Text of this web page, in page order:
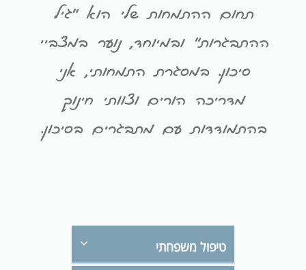
תחום ההתמחות שלי הוא "גיל
ההתבגרות" ובמיוחד, נוער במצביי
סיכון. במסגרת התמחותי, אני
מדריכה הורים וצוותי חינוך
בהתמודדות עם מתבגרים בסיכון.
טיפול משפחתי